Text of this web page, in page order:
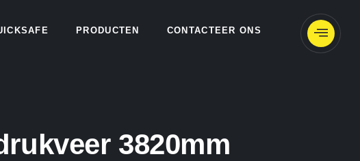
PRODUCTEN CONTACTEER ONS
3820mm